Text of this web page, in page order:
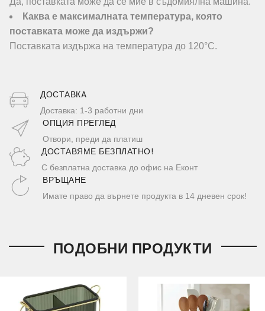
Каква е максималната температура, която
поставката може да издържи?
Поставката издържа на температура до 120°C.
ДОСТАВКA
Доставка: 1-3 работни дни
ОПЦИЯ ПРЕГЛЕД
Отвори, преди да платиш
ДОСТАВЯМЕ БЕЗПЛАТНО!
С безплатна доставка до офис на Еконт
ВРЪЩАНЕ
Имате право да върнете продукта в 14 дневен срок!
ПОДОБНИ ПРОДУКТИ